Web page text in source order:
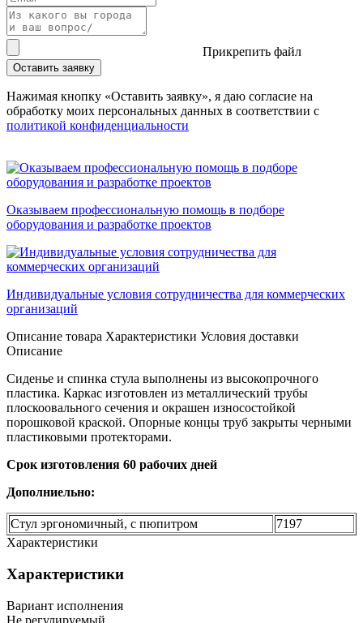
Прикрепить файл
Оставить заявку
Нажимая кнопку «Оставить заявку», я даю согласие на
обработку моих персональных данных в соответствии c
политикой конфиденциальности
Оказываем профессиональную помощь в подборе
оборудования и разработке проектов
Индивидуальные условия сотрудничества для коммерческих
организаций
Описание товара Характеристики Условия доставки
Описание
Сиденье и спинка стула выполнены из высокопрочного
пластика. Каркас изготовлен из металлический трубы
плоскоовального сечения и окрашен износостойкой
порошковой краской. Опорные концы труб закрыты черными
пластиковыми протекторами.
Срок изготовления 60 рабочих дней
Дополниельно:
Стул эргономичный, с пюпитром
7197
Характеристики
Характеристики
Вариант исполнения
Не регулируемый